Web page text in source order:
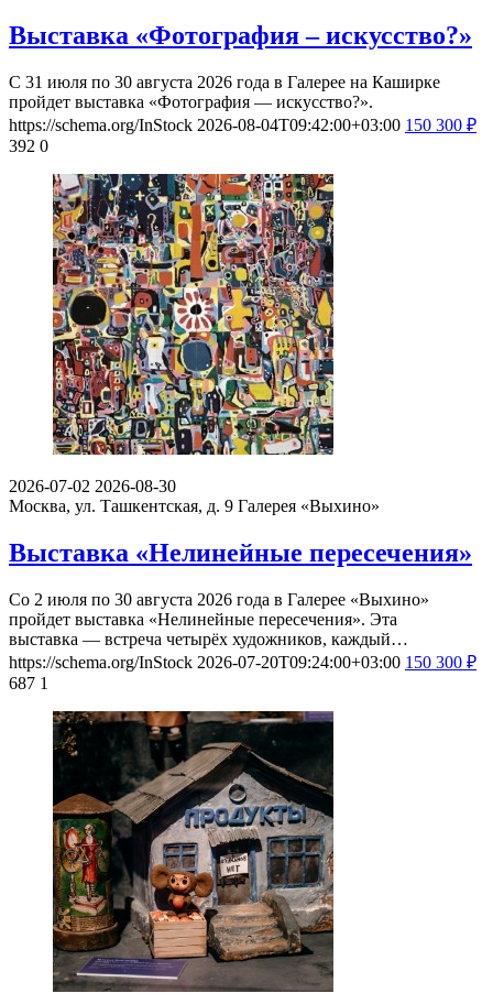
Выставка «Фотография – искусство?»
С 31 июля по 30 августа 2026 года в Галерее на Каширке
пройдет выставка «Фотография — искусство?».
https://schema.org/InStock 2026-08-04T09:42:00+03:00 150 300 ₽
392 0
2026-07-02 2026-08-30
Москва, ул. Ташкентская, д. 9 Галерея «Выхино»
Выставка «Нелинейные пересечения»
Со 2 июля по 30 августа 2026 года в Галерее «Выхино»
пройдет выставка «Нелинейные пересечения». Эта
выставка — встреча четырёх художников, каждый…
https://schema.org/InStock 2026-07-20T09:24:00+03:00 150 300 ₽
687 1